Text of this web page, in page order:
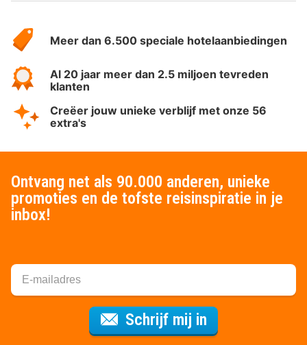
HotelSpecials
Meer dan 6.500 speciale hotelaanbiedingen
Al 20 jaar meer dan 2.5 miljoen tevreden
klanten
Creëer jouw unieke verblijf met onze 56
extra's
Ontvang net als 90.000 anderen, unieke
promoties en de tofste reisinspiratie in je
inbox!
Schrijf mij in